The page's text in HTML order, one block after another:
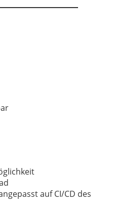
auf CI/CD des